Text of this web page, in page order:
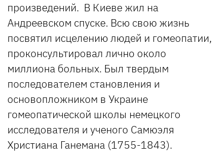
произведений. В Киеве жил на
Андреевском спуске. Всю свою жизнь
посвятил исцелению людей и гомеопатии,
проконсультировал лично около
миллиона больных. Был твердым
последователем становления и
основопложником в Украине
гомеопатической школы немецкого
исследователя и ученого Самюэля
Христиана Ганемана (1755-1843).